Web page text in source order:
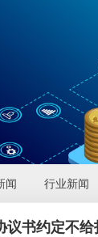
闻 行业新闻
议书约定不